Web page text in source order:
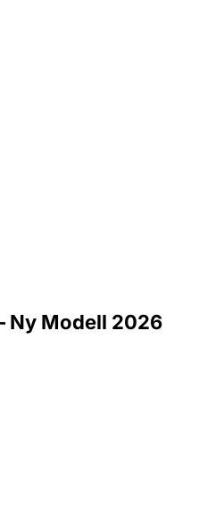
Ny Modell 2026